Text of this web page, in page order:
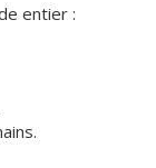
entier :